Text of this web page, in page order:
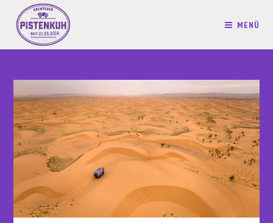
MENÜ